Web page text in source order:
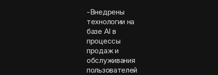
-Внедрены
технологии на
базе AI в
процессы
продаж и
обслуживания
пользователей